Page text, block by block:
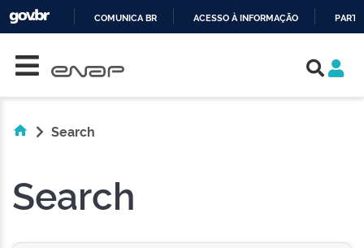
COMUNICA BR ACESSO À INFORMAÇÃO
Search
Search